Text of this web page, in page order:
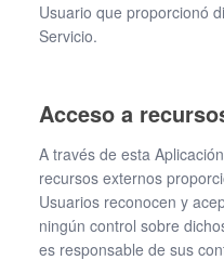
Usuario que proporcionó
Servicio.
Acceso a
A través de esta
recursos externos
Usuarios reconocen y
ningún control sobre
es responsable de sus